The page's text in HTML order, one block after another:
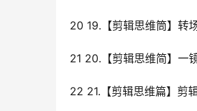
20 19.【剪辑思维筒】转
21 20.【剪辑思维简】一
22 21.【剪辑思维篇】剪